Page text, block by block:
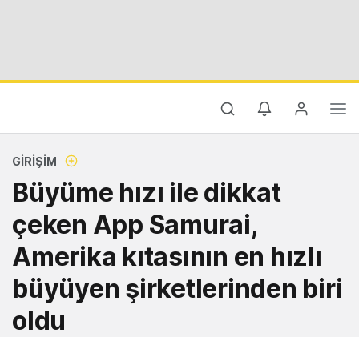
GIRIŞIM
Büyüme hızı ile dikkat
çeken App Samurai,
Amerika kıtasının en hızlı
büyüyen şirketlerinden biri
oldu